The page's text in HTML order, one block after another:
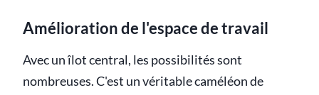
Amélioration de l'espace de travail
Avec un îlot central, les possibilités sont
nombreuses. C'est un véritable caméléon de